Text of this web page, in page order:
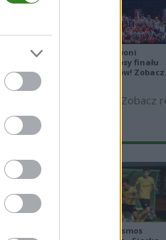
Biało-Czerwoni
odwrócili losy finału
Ligi Narodów! Zobacz
Zobacz
ZDJĘCIA: Cosmos